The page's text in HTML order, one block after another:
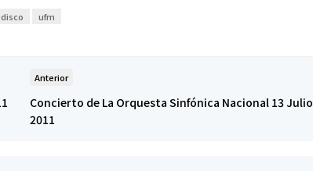
ufm
Anterior
Concierto de La Orquesta Sinfónica Nacional 13 Julio
2011
46.º Festival de Marimba Paiz
transforma la tradición en un
estés” el
universo de
próximo